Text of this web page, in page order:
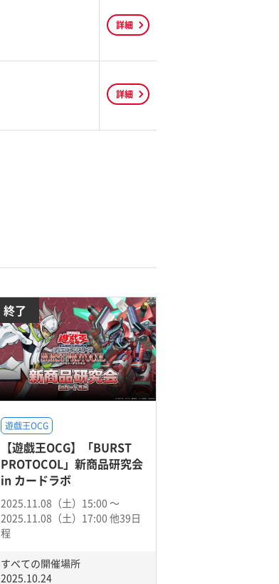
詳細
詳細
終了
遊戯王OCG
【遊戯王OCG】「BURST
PROTOCOL」新商品研究会
in カードラボ
2025.11.08（土）15:00 〜
2025.11.08（土）17:00 他39日
程
すべての開催場所
2025.10.24